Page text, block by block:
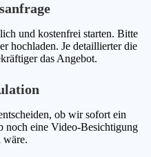
und kostenfrei starten. Bitte
hochladen. Je detaillierter die
das Angebot.
ob wir sofort ein
noch eine Video-Besichtigung
wäre.